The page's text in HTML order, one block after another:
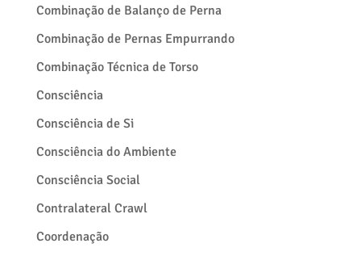
Combinação de Balanço de Perna
Combinação de Pernas Empurrando
Combinação Técnica de Torso
Consciência
Consciência de Si
Consciência do Ambiente
Consciência Social
Contralateral Crawl
Coordenação